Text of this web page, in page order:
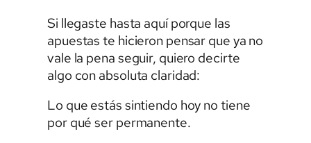
Si llegaste hasta aquí porque las
apuestas te hicieron pensar que ya no
vale la pena seguir, quiero decirte
algo con absoluta claridad:
Lo que estás sintiendo hoy no tiene
por qué ser permanente.